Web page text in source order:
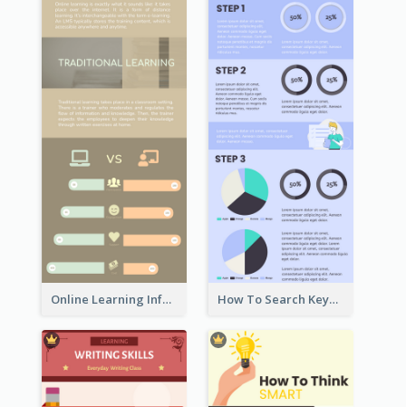
Online Learning Infographic How To Search Keywords Infographic